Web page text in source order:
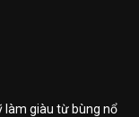
làm giàu từ bùng nổ